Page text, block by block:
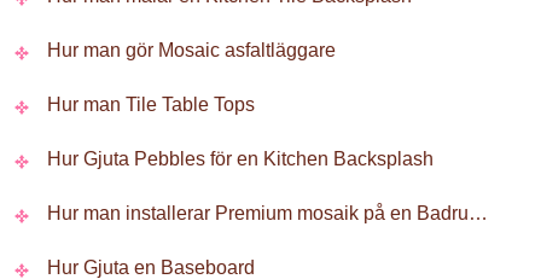
Hur man gör Mosaic asfaltläggare
Hur man Tile Table Tops
Hur Gjuta Pebbles för en Kitchen Backsplash
Hur man installerar Premium mosaik på en Badrum Backsplash
Hur Gjuta en Baseboard